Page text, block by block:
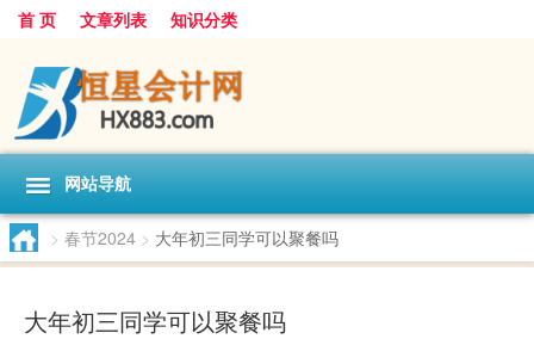
首 页 文章列表 知识分类
网站导航
> 春节2024 > 大年初三同学可以聚餐吗
大年初三同学可以聚餐吗